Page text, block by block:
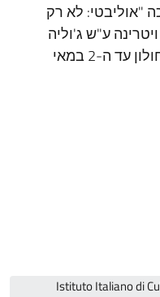
"אוליבטי: לא רק
ע"ש ג'וליה
מזרחי ב-HIT , המכון הטכנולוגי חולון עד ה-2 במאי